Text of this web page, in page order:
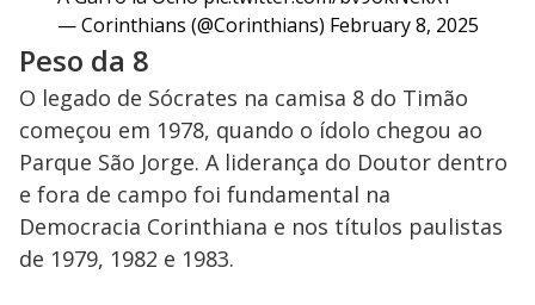
— Corinthians (@Corinthians) February 8, 2025
Peso da 8
O legado de Sócrates na camisa 8 do Timão
começou em 1978, quando o ídolo chegou ao
Parque São Jorge. A liderança do Doutor dentro
e fora de campo foi fundamental na
Democracia Corinthiana e nos títulos paulistas
de 1979, 1982 e 1983.